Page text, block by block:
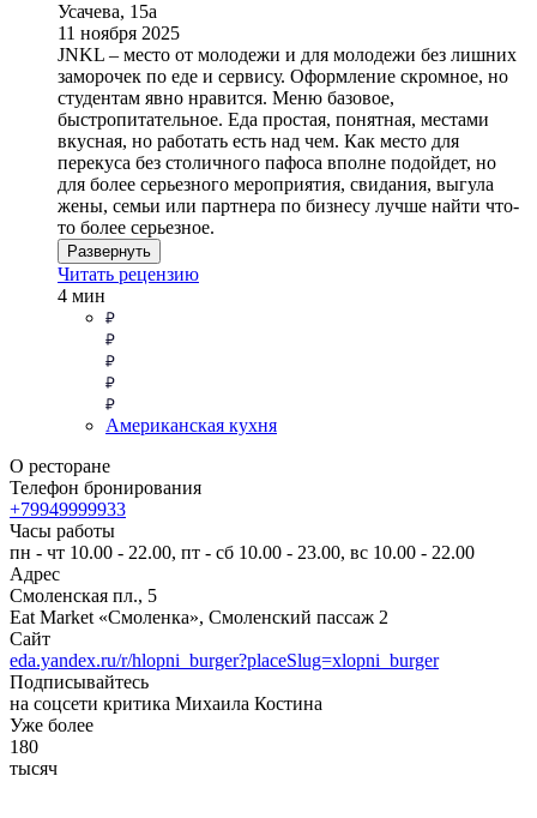
Усачева, 15а
11 ноября 2025
JNKL – место от молодежи и для молодежи без лишних
заморочек по еде и сервису. Оформление скромное, но
студентам явно нравится. Меню базовое,
быстропитательное. Еда простая, понятная, местами
вкусная, но работать есть над чем. Как место для
перекуса без столичного пафоса вполне подойдет, но
для более серьезного мероприятия, свидания, выгула
жены, семьи или партнера по бизнесу лучше найти что-
то более серьезное.
Развернуть
Читать рецензию
4 мин
Американская кухня
О ресторане
Телефон бронирования
+79949999933
Часы работы
пн - чт 10.00 - 22.00, пт - сб 10.00 - 23.00, вс 10.00 - 22.00
Адрес
Смоленская пл., 5
Eat Market «Смоленка», Смоленский пассаж 2
Сайт
eda.yandex.ru/r/hlopni_burger?placeSlug=xlopni_burger
Подписывайтесь
на соцсети критика Михаила Костина
Уже более
180
тысяч